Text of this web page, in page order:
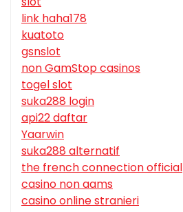
link haha178
kuatoto
gsnslot
non GamStop casinos
togel slot
suka288 login
api22 daftar
Yaarwin
suka288 alternatif
the french connection official
casino non aams
casino online stranieri